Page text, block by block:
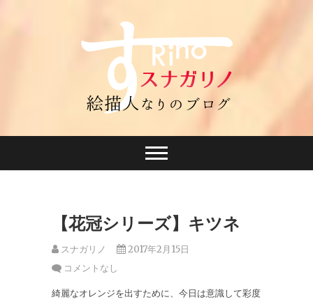
【花冠シリーズ】キツネ
スナガリノ
2017年2月15日
コメントなし
綺麗なオレンジを出すために、今日は意識して彩度